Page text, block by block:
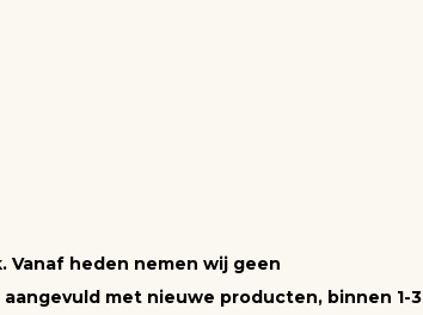
Vanaf heden nemen wij geen
met nieuwe producten, binnen 1-3